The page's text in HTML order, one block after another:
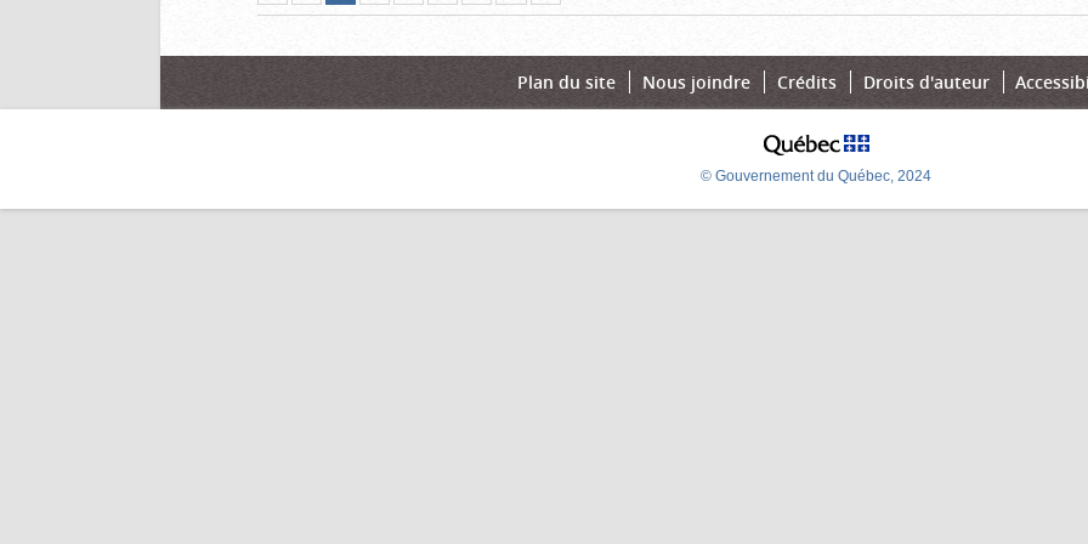
pageprécédente
actuelle) suivante
page
Plan du site Nous joindre Crédits Droits d'auteur
© Gouvernement du Québec, 2024